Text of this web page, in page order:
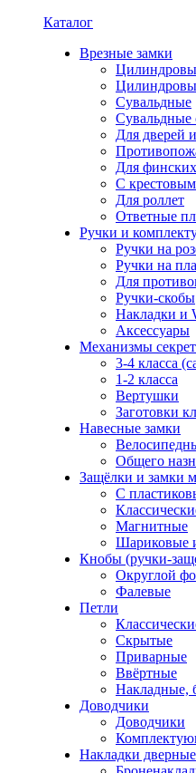
Каталог
Врезные замки
Сувальдные
Сувальдные
Для дверей
Для
С
Для роллет
Ответные
Ручки и
Ручки на
Ручки на
Для
Ручки-скобы
Накладки и
Аксессуары
Механизмы
3-4 класса
1-2 класса
Вертушки
Заготовки
Навесные замки
Общего
Защёлки и замки
С
Магнитные
Шариковые
Кнобы (ручки-
Округлой
Фалевые
Петли
Скрытые
Приварные
Ввёртные
Накладные,
Доводчики
Доводчики
Накладки дверные